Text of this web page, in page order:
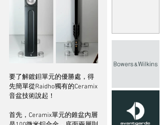
要了解鍍鉭單元的優勝處，得
先簡單從Raidho獨有的Ceramix
音盆技術說起！
首先，Ceramix單元的錐盆內層